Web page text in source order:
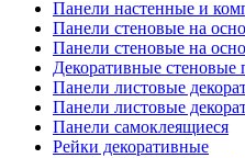
Панели настенные и
Панели стеновые на
Панели стеновые на
Декоративные стеновые
Панели листовые
Панели листовые
Панели самоклеящиеся
Рейки декоративные